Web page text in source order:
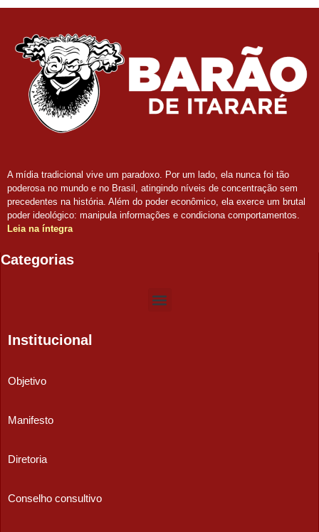
A mídia tradicional vive um paradoxo. Por um lado, ela nunca foi tão
poderosa no mundo e no Brasil, atingindo níveis de concentração sem
precedentes na história. Além do poder econômico, ela exerce um brutal
poder ideológico: manipula informações e condiciona comportamentos.
Leia na íntegra
Categorias
Institucional
Objetivo
Manifesto
Diretoria
Conselho consultivo